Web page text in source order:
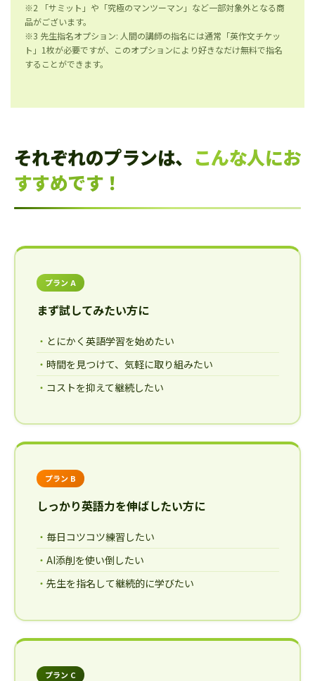
※2 「サミット」や「究極のマンツーマン」など一部対象外となる商
品がございます。
※3 先生指名オプション: 人間の講師の指名には通常「英作文チケッ
ト」1枚が必要ですが、このオプションにより好きなだけ無料で指名
することができます。
それぞれのプランは、 こんな人にお
すすめです！
プラン A
まず試してみたい方に
とにかく英語学習を始めたい
時間を見つけて、気軽に取り組みたい
コストを抑えて継続したい
プラン B
しっかり英語力を伸ばしたい方に
毎日コツコツ練習したい
AI添削を使い倒したい
先生を指名して継続的に学びたい
プラン C